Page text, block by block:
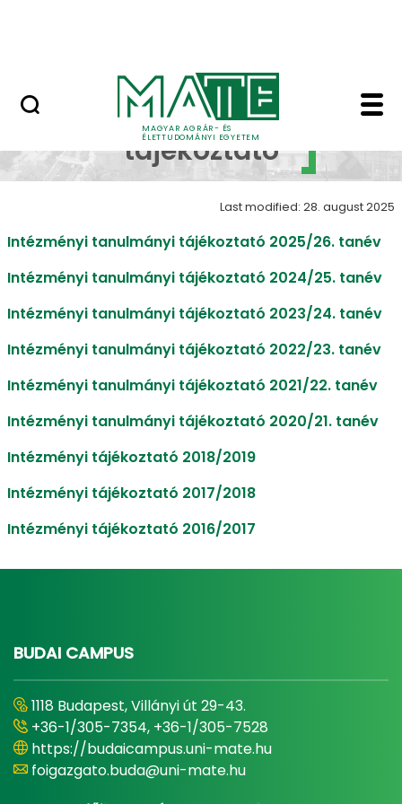
MAGYAR AGRÁR- ÉS
ÉLETTUDOMÁNYI EGYETEM
Tanulmányi
Tanulmányi
tájékoztató
Last modified: 28. august 2025
Intézményi tanulmányi tájékoztató 2025/26. tanév
Intézményi tanulmányi tájékoztató 2024/25. tanév
Intézményi tanulmányi tájékoztató 2023/24. tanév
Intézményi tanulmányi tájékoztató 2022/23. tanév
Intézményi tanulmányi tájékoztató 2021/22. tanév
Intézményi tanulmányi tájékoztató 2020/21. tanév
Intézményi tájékoztató 2018/2019
Intézményi tájékoztató 2017/2018
Intézményi tájékoztató 2016/2017
BUDAI CAMPUS
1118 Budapest, Villányi út 29-43.
+36-1/305-7354, +36-1/305-7528
https://budaicampus.uni-mate.hu
foigazgato.buda@uni-mate.hu